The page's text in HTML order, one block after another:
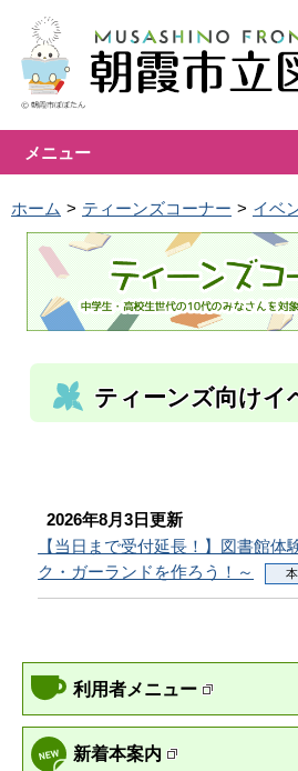
メニュー
ホーム ティーンズコーナー イベ
利用者メニュー
新着本案内
ティーンズ向けイ
2026年8月3日更新
【当日まで受付延長！】図書館体
ク・ガーランドを作ろう！～